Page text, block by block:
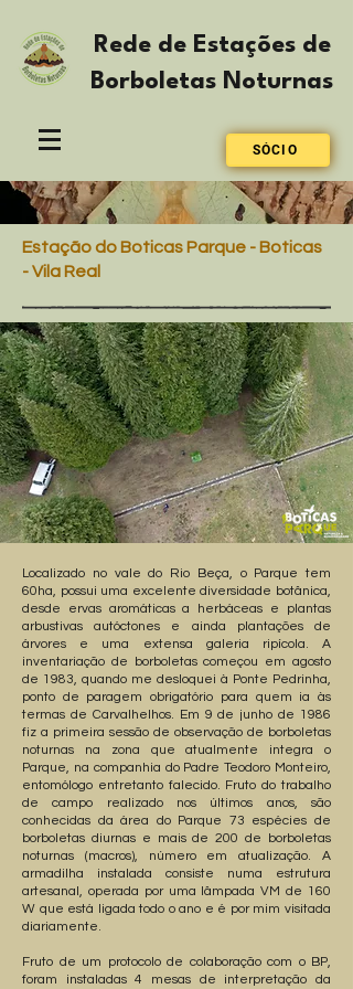
Rede de Estações de
Borboletas Noturnas
SÓCIO
Estação do Boticas Parque - Boticas
- Vila Real
Localizado no vale do Rio Beça, o Parque tem
60ha, possui uma excelente diversidade botânica,
desde ervas aromáticas a herbáceas e plantas
arbustivas autóctones e ainda plantações de
árvores e uma extensa galeria ripícola. A
inventariação de borboletas começou em agosto
de 1983, quando me desloquei à Ponte Pedrinha,
ponto de paragem obrigatório para quem ia às
termas de Carvalhelhos. Em 9 de junho de 1986
fiz a primeira sessão de observação de borboletas
noturnas na zona que atualmente integra o
Parque, na companhia do Padre Teodoro Monteiro,
entomólogo entretanto falecido. Fruto do trabalho
de campo realizado nos últimos anos, são
conhecidas da área do Parque 73 espécies de
borboletas diurnas e mais de 200 de borboletas
noturnas (macros), número em atualização. A
armadilha instalada consiste numa estrutura
artesanal, operada por uma lâmpada VM de 160
W que está ligada todo o ano e é por mim visitada
diariamente.
Fruto de um protocolo de colaboração com o BP,
foram instaladas 4 mesas de interpretação da